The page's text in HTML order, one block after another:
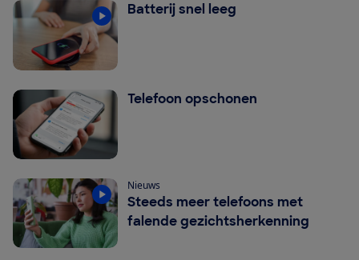
Batterij snel leeg
Telefoon opschonen
Steeds meer telefoons met
falende gezichtsherkenning
Nieuws